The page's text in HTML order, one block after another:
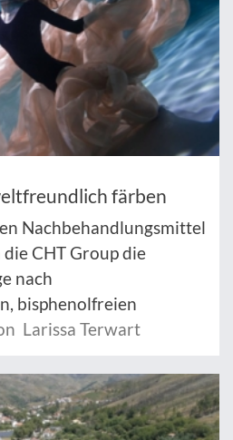
färben
Nachbehandlungsmittel
die CHT Group die
nach
bisphenolfreien
Larissa Terwart